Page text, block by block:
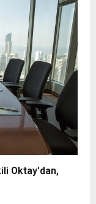
Oktay'dan,